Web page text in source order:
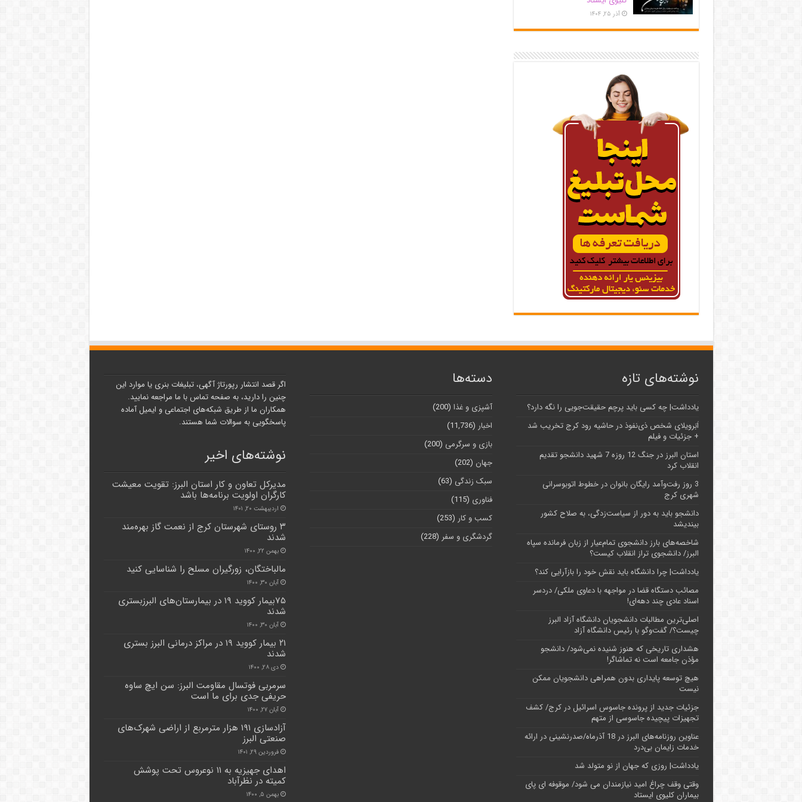
آذر ۲۵, ۱۴۰۴
نوشته‌های تازه
یادداشت| ‌چه کسی باید پرچم حقیقت‌جویی را نگه دارد؟
اَبَر‌ویلای شخص ذی‌نفوذ در حاشیه‌ رود کرج تخریب شد
+ جزئیات و فیلم
استان البرز در جنگ 12 روزه 7 شهید دانشجو تقدیم
انقلاب کرد
3 روز رفت‌وآمد رایگان بانوان در خطوط اتوبوسرانی
شهری کرج
دانشجو باید به دور از سیاست‌زدگی، به صلاح کشور
بیندیشد
شاخصه‌های بارز دانشجوی تمام‌عیار از زبان فرمانده سپاه
البرز/ دانشجوی تراز انقلاب کیست؟
یادداشت| چرا دانشگاه باید نقش خود را بازآرایی کند؟
مصائب دستگاه قضا در مواجهه با دعاوی ملکی/ دردسر
اسناد عادی چند‌ دهه‌ای!
اصلی‌ترین مطالبات دانشجویان دانشگاه آزاد البرز
چیست؟/ گفت‌وگو با رئیس دانشگاه آز‌اد
هشداری تاریخی که هنوز شنیده نمی‌شود/ دانشجو
مؤذن جامعه است نه تماشاگر!
هیچ توسعه پایداری بدون همراهی دانشجویان ممکن
نیست
جزئیات جدید از پرونده جاسوس اسرائیل در کرج/‌ کشف
تجهیزات پیچیده جاسوسی از متهم
عناوین روزنامه‌های البرز در ‌18 آذرماه/صدرنشینی در ارائه
خدمات زایمان بی‌درد
یادداشت| روزی که جهان از نو متولد شد
وقتی وقف چراغ امید نیازمندان می شود/ موقوفه ای پای
بیماران کلیوی ایستاد
دسته‌ها
آشپزی و غذا (200)
اخبار (11,736)
بازی و سرگرمی (200)
جهان (202)
سبک زندگی (63)
فناوری (115)
کسب و کار (253)
گردشگری و سفر (228)
اگر قصد انتشار رپورتاژ آگهی، تبلیغات بنری یا موارد این
چنین را دارید، به صفحه تماس با ما مراجعه نمایید.
همکاران ما از طریق شبکه‌های اجتماعی و ایمیل آماده
پاسخگویی به سوالات شما هستند.
نوشته‌های اخیر
مدیرکل تعاون و کار استان البرز: تقویت معیشت
کارگران اولویت برنامه‌ها باشد
اردیبهشت ۲۰, ۱۴۰۱
۳ روستای شهرستان کرج از نعمت گاز بهره‌مند
شدند
بهمن ۲۲, ۱۴۰۰
مالباختگان، زورگیران مسلح را شناسایی کنید
آبان ۳۰, ۱۴۰۰
۷۵بیمار کووید ۱۹ در بیمارستان‌های البرزبستری
شدند
آبان ۳۰, ۱۴۰۰
۲۱ بیمار کووید ۱۹ در مراکز درمانی البرز بستری
شدند
دی ۲۸, ۱۴۰۰
سرمربی فوتسال مقاومت البرز: سن ایچ ساوه
حریفی جدی برای ما است
آبان ۲۷, ۱۴۰۰
آزادسازی ۱۹۱ هزار مترمربع از اراضی شهرک‌های
صنعتی البرز
فروردین ۲۹, ۱۴۰۱
اهدای جهیزیه به ۱۱ نوعروس تحت پوشش
کمیته در نظرآباد
بهمن ۵, ۱۴۰۰